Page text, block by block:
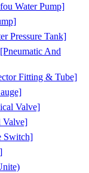
Water Pump]
Pressure Tank]
And
Fitting & Tube]
Valve]
Switch]